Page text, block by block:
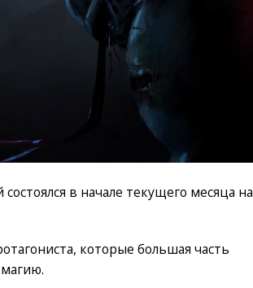
в начале текущего месяца на
которые большая часть